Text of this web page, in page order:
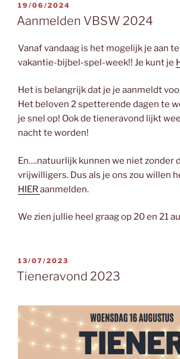
GEPLAATST
OP
19/06/2024
Aanmelden VBSW 2024
Vanaf vandaag is het mogelijk je aan
vakantie-bijbel-spel-week!! Je kunt je
Het is belangrijk dat je je aanmeldt
Het beloven 2 spetterende dagen te
je snel op! Ook de tieneravond lijkt
nacht te worden!
En….natuurlijk kunnen we niet zonder
vrijwilligers. Dus als je ons zou willen
HIERaanmelden.
We zien jullie heel graag op 20 en 21
GEPLAATST
OP
13/07/2023
Tieneravond 2023